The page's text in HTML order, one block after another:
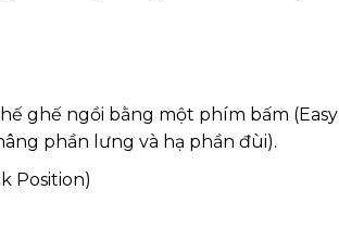
ghế ngồi bằng một phím bấm (Easy
phần lưng và hạ phần đùi).
Position)